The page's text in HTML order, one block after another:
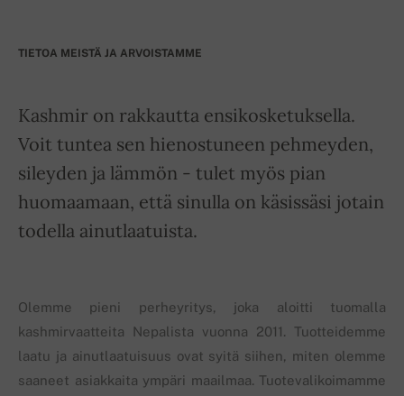
TIETOA MEISTÄ JA ARVOISTAMME
Kashmir on rakkautta ensikosketuksella.
Voit tuntea sen hienostuneen pehmeyden,
sileyden ja lämmön - tulet myös pian
huomaamaan, että sinulla on käsissäsi jotain
todella ainutlaatuista.
Olemme pieni perheyritys, joka aloitti tuomalla
kashmirvaatteita Nepalista vuonna 2011. Tuotteidemme
laatu ja ainutlaatuisuus ovat syitä siihen, miten olemme
saaneet asiakkaita ympäri maailmaa. Tuotevalikoimamme